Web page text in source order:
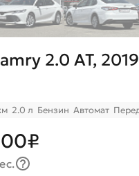
2.0 AT,
2.0 л Бензин Автомат